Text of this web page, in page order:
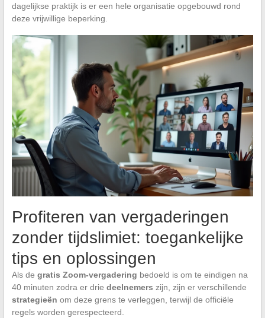
dagelijkse praktijk is er een hele organisatie opgebouwd rond
deze vrijwillige beperking.
Profiteren van vergaderingen
zonder tijdslimiet: toegankelijke
tips en oplossingen
Als de gratis Zoom-vergadering bedoeld is om te eindigen na
40 minuten zodra er drie deelnemers zijn, zijn er verschillende
strategieën om deze grens te verleggen, terwijl de officiële
regels worden gerespecteerd.